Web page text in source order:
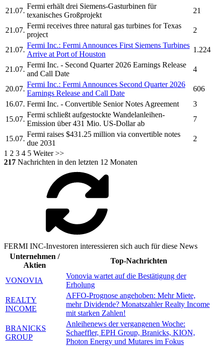
21.07.
Fermi erhält drei Siemens-Gasturbinen für
texanisches Großprojekt
21
21.07.
Fermi receives three natural gas turbines for Texas
project
2
21.07.
Fermi Inc.: Fermi Announces First Siemens Turbines
Arrive at Port of Houston
1.224
21.07.
Fermi Inc. - Second Quarter 2026 Earnings Release
and Call Date
4
20.07.
Fermi Inc.: Fermi Announces Second Quarter 2026
Earnings Release and Call Date
606
16.07. Fermi Inc. - Convertible Senior Notes Agreement
3
15.07.
Fermi schließt aufgestockte Wandelanleihen-
Emission über 431 Mio. US-Dollar ab
7
15.07.
Fermi raises $431.25 million via convertible notes
due 2031
2
1 2 3 4 5 Weiter >>
217 Nachrichten in den letzten 12 Monaten
FERMI INC-Investoren interessieren sich auch für diese News
Unternehmen /
Aktien
Top-Nachrichten
VONOVIA
Vonovia wartet auf die Bestätigung der
Erholung
REALTY
INCOME
AFFO-Prognose angehoben: Mehr Miete,
mehr Dividende? Monatszahler Realty Income
mit starken Zahlen!
BRANICKS
GROUP
Anleihenews der vergangenen Woche:
Schaeffler, EPH Group, Branicks, KION,
Photon Energy und Mutares im Fokus